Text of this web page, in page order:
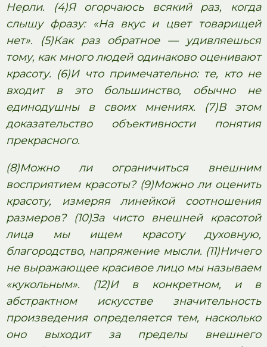
Нерли. (4)Я огорчаюсь всякий раз, когда
слышу фразу: «На вкус и цвет товарищей
нет». (5)Как раз обратное — удивляешься
тому, как много людей одинаково оценивают
красоту. (6)И что примечательно: те, кто не
входит в это большинство, обычно не
единодушны в своих мнениях. (7)В этом
доказательство объективности понятия
прекрасного.
(8)Можно ли ограничиться внешним
восприятием красоты? (9)Можно ли оценить
красоту, измеряя линейкой соотношения
размеров? (10)За чисто внешней красотой
лица мы ищем красоту духовную,
благородство, напряжение мысли. (11)Ничего
не выражающее красивое лицо мы называем
«кукольным». (12)И в конкретном, и в
абстрактном искусстве значительность
произведения определяется тем, насколько
оно выходит за пределы внешнего